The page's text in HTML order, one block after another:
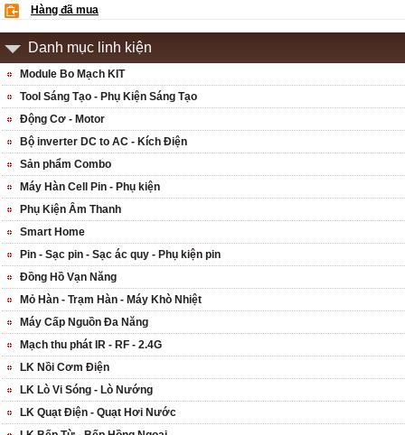
Hàng đã mua
Danh mục linh kiện
Module Bo Mạch KIT
Tool Sáng Tạo - Phụ Kiện Sáng Tạo
Động Cơ - Motor
Bộ inverter DC to AC - Kích Điện
Sản phẩm Combo
Máy Hàn Cell Pin - Phụ kiện
Phụ Kiện Âm Thanh
Smart Home
Pin - Sạc pin - Sạc ác quy - Phụ kiện pin
Đồng Hồ Vạn Năng
Mỏ Hàn - Trạm Hàn - Máy Khò Nhiệt
Máy Cấp Nguồn Đa Năng
Mạch thu phát IR - RF - 2.4G
LK Nồi Cơm Điện
LK Lò Vi Sóng - Lò Nướng
LK Quạt Điện - Quạt Hơi Nước